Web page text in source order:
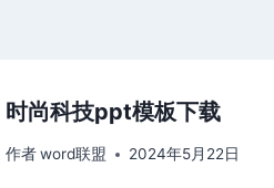
时尚科技ppt模板下载
作者 word联盟 2024年5月22日